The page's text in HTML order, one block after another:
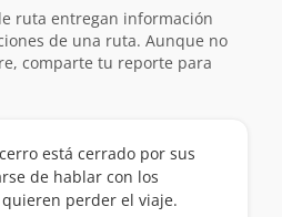
ruta entregan información
de una ruta. Aunque no
comparte tu reporte para
está cerrado por sus
de hablar con los
perder el viaje.